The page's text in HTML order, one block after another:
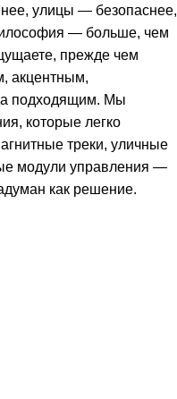
улицы — безопаснее,
— больше, чем
прежде чем
акцентным,
подходящим. Мы
которые легко
треки, уличные
модули управления —
как решение.